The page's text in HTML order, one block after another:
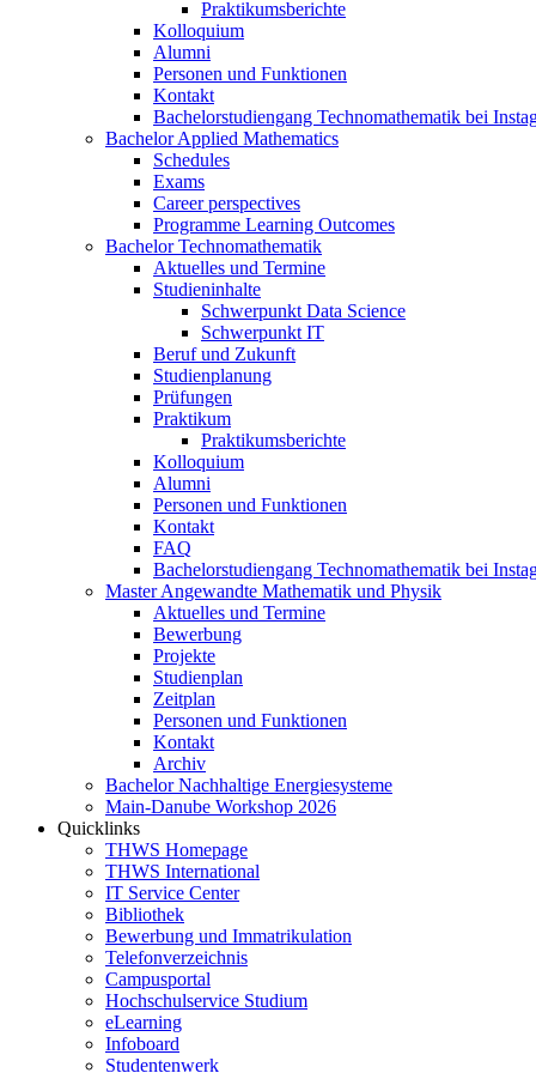
Praktikumsberichte
Kolloquium
Alumni
Personen und Funktionen
Kontakt
Bachelorstudiengang Technomathematik bei
Bachelor Applied Mathematics
Schedules
Exams
Career perspectives
Programme Learning Outcomes
Bachelor Technomathematik
Aktuelles und Termine
Studieninhalte
Schwerpunkt Data Science
Schwerpunkt IT
Beruf und Zukunft
Studienplanung
Prüfungen
Praktikum
Praktikumsberichte
Kolloquium
Alumni
Personen und Funktionen
Kontakt
FAQ
Bachelorstudiengang Technomathematik bei
Master Angewandte Mathematik und Physik
Aktuelles und Termine
Bewerbung
Projekte
Studienplan
Zeitplan
Personen und Funktionen
Kontakt
Archiv
Bachelor Nachhaltige Energiesysteme
Main-Danube Workshop 2026
Quicklinks
THWS Homepage
THWS International
IT Service Center
Bibliothek
Bewerbung und Immatrikulation
Telefonverzeichnis
Campusportal
Hochschulservice Studium
eLearning
Infoboard
Studentenwerk